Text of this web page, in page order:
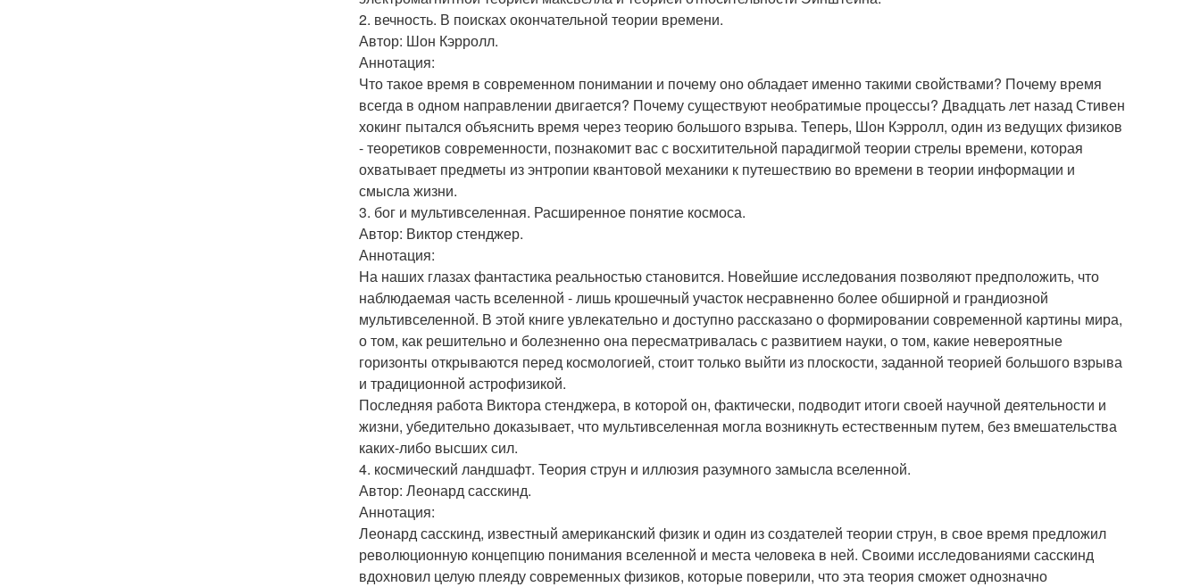
2. вечность. В поисках окончательной теории времени.
Автор: Шон Кэрролл.
Аннотация:
Что такое время в современном понимании и почему оно обладает именно такими свойствами? Почему время
всегда в одном направлении двигается? Почему существуют необратимые процессы? Двадцать лет назад Стивен
хокинг пытался объяснить время через теорию большого взрыва. Теперь, Шон Кэрролл, один из ведущих физиков
- теоретиков современности, познакомит вас с восхитительной парадигмой теории стрелы времени, которая
охватывает предметы из энтропии квантовой механики к путешествию во времени в теории информации и
смысла жизни.
3. бог и мультивселенная. Расширенное понятие космоса.
Автор: Виктор стенджер.
Аннотация:
На наших глазах фантастика реальностью становится. Новейшие исследования позволяют предположить, что
наблюдаемая часть вселенной - лишь крошечный участок несравненно более обширной и грандиозной
мультивселенной. В этой книге увлекательно и доступно рассказано о формировании современной картины мира,
о том, как решительно и болезненно она пересматривалась с развитием науки, о том, какие невероятные
горизонты открываются перед космологией, стоит только выйти из плоскости, заданной теорией большого взрыва
и традиционной астрофизикой.
Последняя работа Виктора стенджера, в которой он, фактически, подводит итоги своей научной деятельности и
жизни, убедительно доказывает, что мультивселенная могла возникнуть естественным путем, без вмешательства
каких-либо высших сил.
4. космический ландшафт. Теория струн и иллюзия разумного замысла вселенной.
Автор: Леонард сасскинд.
Аннотация:
Леонард сасскинд, известный американский физик и один из создателей теории струн, в свое время предложил
революционную концепцию понимания вселенной и места человека в ней. Своими исследованиями сасскинд
вдохновил целую плеяду современных физиков, которые поверили, что эта теория сможет однозначно